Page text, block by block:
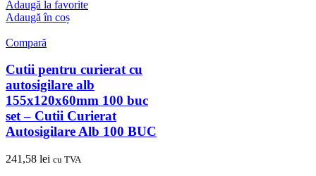
Adaugă la favorite
Adaugă în coș
Compară
Cutii pentru curierat cu
autosigilare alb
155x120x60mm 100 buc
set – Cutii Curierat
Autosigilare Alb 100 BUC
241,58 lei cu TVA